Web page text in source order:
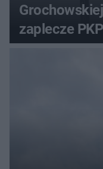
zaplecze